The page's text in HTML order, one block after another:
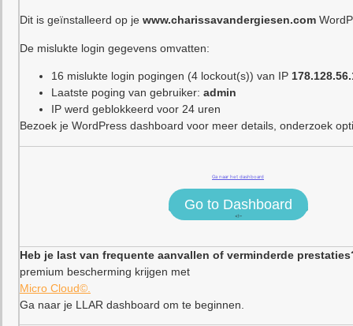
Dit is geïnstalleerd op je www.charissavandergiesen.com
De mislukte login gegevens omvatten:
16 mislukte login pogingen (4 lockout(s)) van IP
Laatste poging van gebruiker: admin
IP werd geblokkeerd voor 24 uren
Bezoek je WordPress dashboard voor meer details, onderzoek
Ga naar het dashboard
Go to Dashboard
<!–
Heb je last van frequente aanvallen of verminderde
premium bescherming krijgen met
Micro Cloud©.
Ga naar je LLAR dashboard om te beginnen.